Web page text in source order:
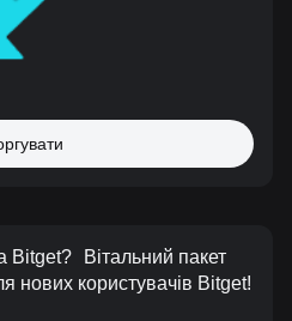
Bitget?
Вітальний пакет
нових користувачів Bitget!